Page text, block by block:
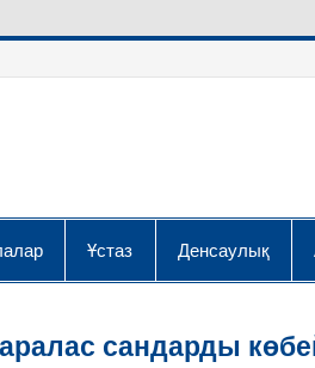
Ұстаз Денсаулық
сандарды